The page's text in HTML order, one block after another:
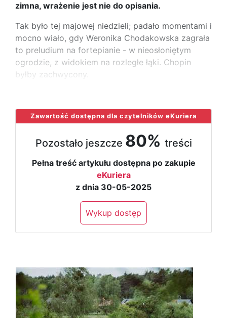
zimna, wrażenie jest nie do opisania.
Tak było tej majowej niedzieli; padało momentami i
mocno wiało, gdy Weronika Chodakowska zagrała
to preludium na fortepianie - w nieosłoniętym
ogrodzie, z widokiem na rozległe łąki. Chopin
byłby zachwycony.
Zawartość dostępna dla czytelników eKuriera
Pozostało jeszcze 80% treści
Pełna treść artykułu dostępna po zakupie
eKuriera
z dnia 30-05-2025
Wykup dostęp